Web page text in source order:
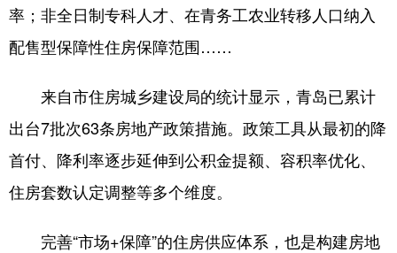
率；非全日制专科人才、在青务工农业转移人口纳入
配售型保障性住房保障范围……
来自市住房城乡建设局的统计显示，青岛已累计
出台7批次63条房地产政策措施。政策工具从最初的降
首付、降利率逐步延伸到公积金提额、容积率优化、
住房套数认定调整等多个维度。
完善“市场+保障”的住房供应体系，也是构建房地